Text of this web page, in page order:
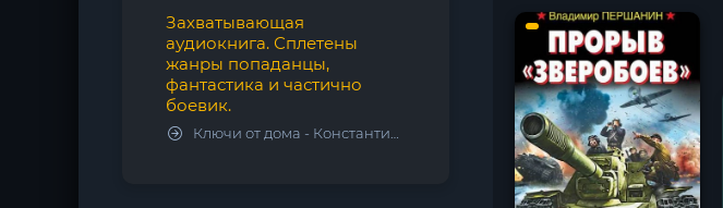
Захватывающая
аудиокнига. Сплетены
жанры попаданцы,
фантастика и частично
боевик.
Ключи от дома - Константин Калбазов